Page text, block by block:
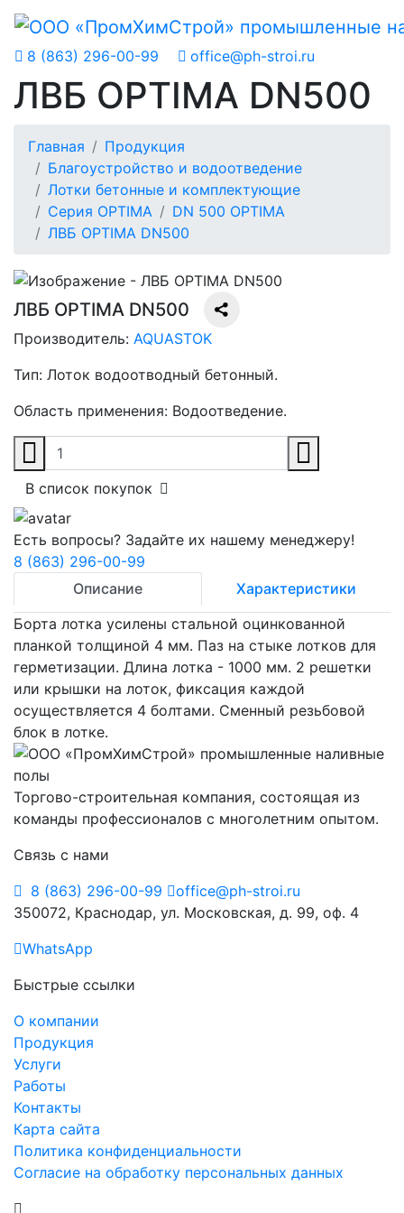
8 (863) 296-00-99 office@ph-stroi.ru
ЛВБ OPTIMA DN500
Главная
Продукция
Благоустройство и водоотведение
Лотки бетонные и комплектующие
Серия OPTIMA
DN 500 OPTIMA
ЛВБ OPTIMA DN500
ЛВБ OPTIMA DN500
Производитель: AQUASTOK
Тип: Лоток водоотводный бетонный.
Область применения: Водоотведение.
В список покупок
Есть вопросы? Задайте их нашему менеджеру!
8 (863) 296-00-99
Описание
Характеристики
Борта лотка усилены стальной оцинкованной
планкой толщиной 4 мм. Паз на стыке лотков для
герметизации. Длина лотка - 1000 мм. 2 решетки
или крышки на лоток, фиксация каждой
осуществляется 4 болтами. Сменный резьбовой
блок в лотке.
Торгово-строительная компания, состоящая из
команды профессионалов с многолетним опытом.
Связь с нами
8 (863) 296-00-99
office@ph-stroi.ru
350072, Краснодар, ул. Московская, д. 99, оф. 4
WhatsApp
Быстрые ссылки
О компании
Продукция
Услуги
Работы
Контакты
Карта сайта
Политика конфиденциальности
Согласие на обработку персональных данных